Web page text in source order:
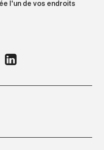
l'un de vos endroits